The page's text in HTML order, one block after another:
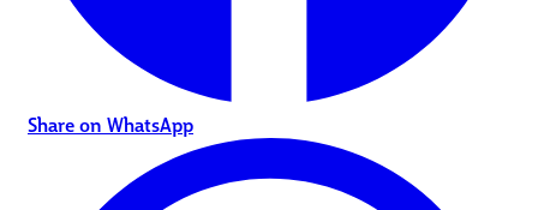
Share on WhatsApp